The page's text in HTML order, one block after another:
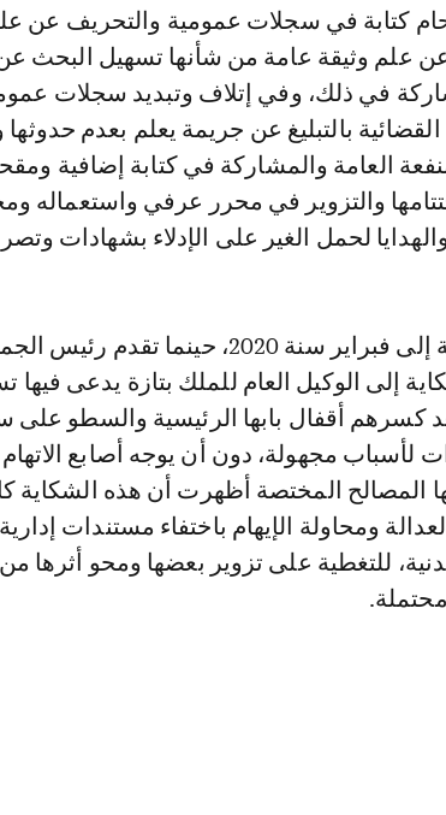
كتابة في سجلات عمومية والتحريف عن
علم وثيقة عامة من شأنها تسهيل البحث
في ذلك، وفي إتلاف وتبديد سجلات
القضائية بالتبليغ عن جريمة يعلم بعدم
العامة والمشاركة في كتابة إضافية
والتزوير في محرر عرفي واستعماله
لحمل الغير على الإدلاء بشهادات
وترجع تفاصيل هذه القضية إلى فبراير سنة 2020، حينما تقدم
إلى الوكيل العام للملك بتازة يدعى فيها
كسرهم أقفال بابها الرئيسية والسطو على
لأسباب مجهولة، دون أن يوجه أصابع الاتهام
المصالح المختصة أظهرت أن هذه الشكاية
ومحاولة الإيهام باختفاء مستندات
للتغطية على تزوير بعضها ومحو أثرها
محتملة.